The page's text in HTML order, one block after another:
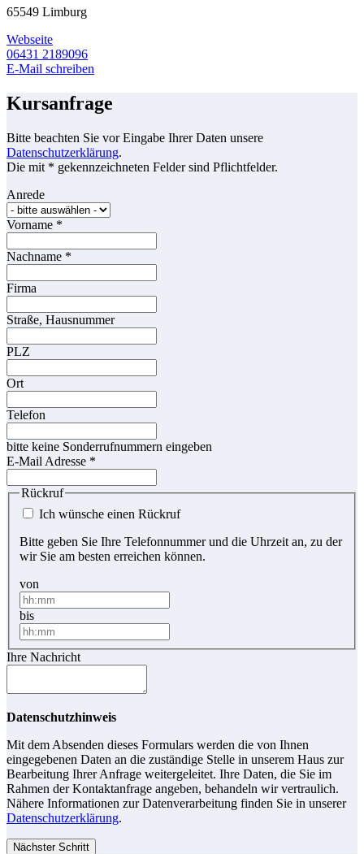
65549 Limburg
Webseite
06431 2189096
E-Mail schreiben
Kursanfrage
Bitte beachten Sie vor Eingabe Ihrer Daten unsere
Datenschutzerklärung.
Die mit * gekennzeichneten Felder sind Pflichtfelder.
Anrede
Vorname *
Nachname *
Firma
Straße, Hausnummer
PLZ
Ort
Telefon
bitte keine Sonderrufnummern eingeben
E-Mail Adresse *
Rückruf
Ich wünsche einen Rückruf
Bitte geben Sie Ihre Telefonnummer und die Uhrzeit an, zu der
wir Sie am besten erreichen können.
von
bis
Ihre Nachricht
Datenschutzhinweis
Mit dem Absenden dieses Formulars werden die von Ihnen
eingegebenen Daten an die zuständige Stelle in unserem Haus zur
Bearbeitung Ihrer Anfrage weitergeleitet. Ihre Daten, die Sie im
Rahmen der Kontaktanfrage angeben, behandeln wir vertraulich.
Nähere Informationen zur Datenverarbeitung finden Sie in unserer
Datenschutzerklärung.
Nächster Schritt